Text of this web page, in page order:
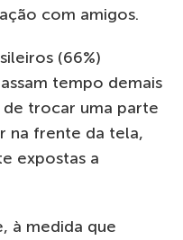
com amigos.
(66%)
tempo demais
trocar uma parte
na frente da tela,
expostas a
à medida que